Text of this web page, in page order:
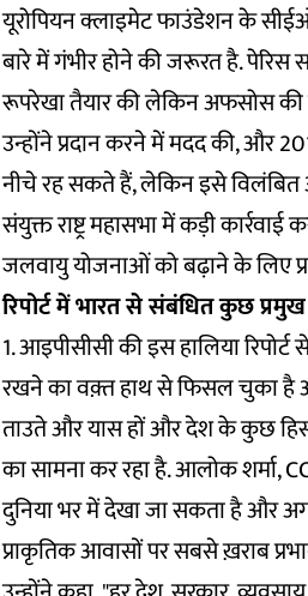
यूरोपियन क्लाइमेट फाउंडेशन के
बारे में गंभीर होने की जरूरत है. पेरिस
रूपरेखा तैयार की लेकिन अफसोस
उन्होंने प्रदान करने में मदद की, और
नीचे रह सकते हैं, लेकिन इसे विलंबित
संयुक्त राष्ट्र महासभा में कड़ी
जलवायु योजनाओं को बढ़ाने के लिए
रिपोर्ट में भारत से संबंधित कुछ प्रमुख
1. आइपीसीसी की इस हालिया
रखने का वक़्त हाथ से फिसल चुका है
ताउते और यास हों और देश के कुछ
का सामना कर रहा है. आलोक शर्मा,
दुनिया भर में देखा जा सकता है और
प्राकृतिक आवासों पर सबसे ख़राब